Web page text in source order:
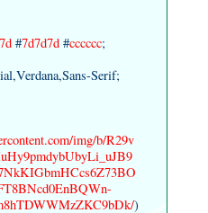
#7d7d7d #cccccc;
Serif;
img/b/R29v
)